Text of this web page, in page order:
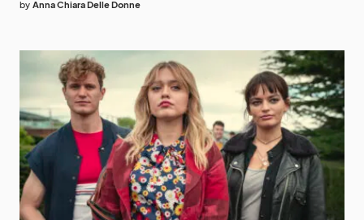
by Anna Chiara Delle Donne